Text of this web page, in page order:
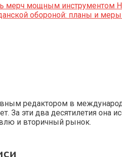
мерч мощным инструментом
обороной: планы и
редактором в
За эти два десятилетия
и вторичный рынок.